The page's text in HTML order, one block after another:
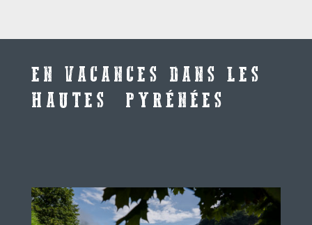
EN VACANCES DANS LES
HAUTES PYRÉNÉES